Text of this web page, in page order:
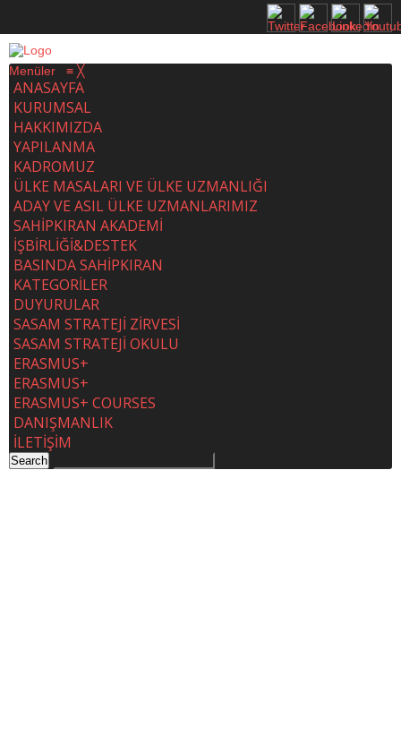
Menüler ≡ ╳
ANASAYFA
KURUMSAL
HAKKIMIZDA
YAPILANMA
KADROMUZ
ÜLKE MASALARI VE ÜLKE UZMANLIĞI
ADAY VE ASIL ÜLKE UZMANLARIMIZ
SAHİPKIRAN AKADEMİ
İŞBİRLİĞİ&DESTEK
BASINDA SAHİPKIRAN
KATEGORİLER
DUYURULAR
SASAM STRATEJİ ZİRVESİ
SASAM STRATEJİ OKULU
ERASMUS+
ERASMUS+
ERASMUS+ COURSES
DANIŞMANLIK
İLETİŞİM